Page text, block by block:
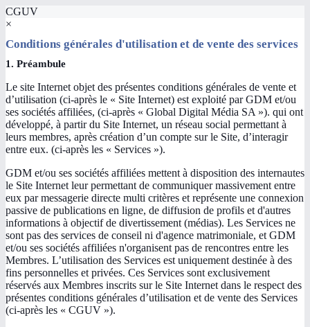
CGUV
×
Conditions générales d'utilisation et de vente des services
1. Préambule
Le site Internet objet des présentes conditions générales de vente et
d’utilisation (ci-après le « Site Internet) est exploité par GDM et/ou
ses sociétés affiliées, (ci-après « Global Digital Média SA »). qui ont
développé, à partir du Site Internet, un réseau social permettant à
leurs membres, après création d’un compte sur le Site, d’interagir
entre eux. (ci-après les « Services »).
GDM et/ou ses sociétés affiliées mettent à disposition des internautes
le Site Internet leur permettant de communiquer massivement entre
eux par messagerie directe multi critères et représente une connexion
passive de publications en ligne, de diffusion de profils et d'autres
informations à objectif de divertissement (médias). Les Services ne
sont pas des services de conseil ni d'agence matrimoniale, et GDM
et/ou ses sociétés affiliées n'organisent pas de rencontres entre les
Membres. L’utilisation des Services est uniquement destinée à des
fins personnelles et privées. Ces Services sont exclusivement
réservés aux Membres inscrits sur le Site Internet dans le respect des
présentes conditions générales d’utilisation et de vente des Services
(ci-après les « CGUV »).